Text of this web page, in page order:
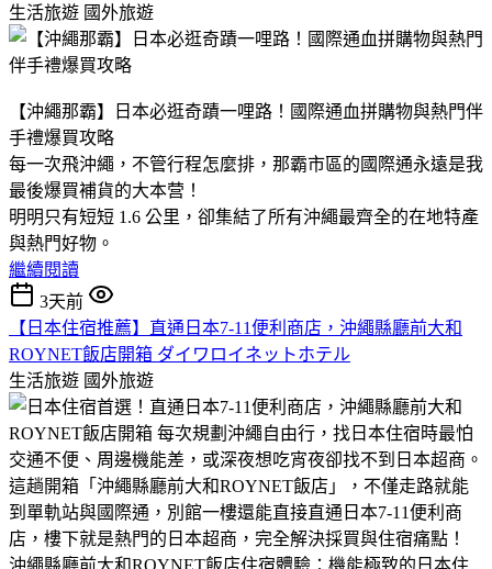
生活旅遊 國外旅遊
【沖繩那霸】日本必逛奇蹟一哩路！國際通血拼購物與熱門伴
手禮爆買攻略
​每一次飛沖繩，不管行程怎麼排，那霸市區的國際通永遠是我
最後爆買補貨的大本营！
​明明只有短短 1.6 公里，卻集結了所有沖繩最齊全的在地特產
與熱門好物。
繼續閱讀
3天前
​【日本住宿推薦】直通日本7-11便利商店，沖繩縣廳前大和
ROYNET飯店開箱 ダイワロイネットホテル
生活旅遊 國外旅遊